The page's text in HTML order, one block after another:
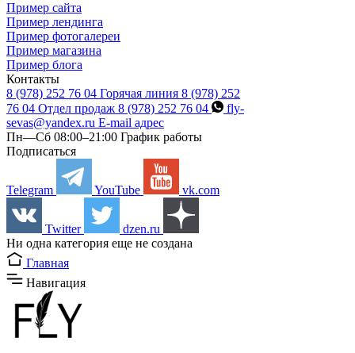
Пример сайта
Пример лендинга
Пример фотогалереи
Пример магазина
Пример блога
Контакты
8 (978) 252 76 04 Горячая линия 8 (978) 252
76 04 Отдел продаж 8 (978) 252 76 04
fly-
sevas@yandex.ru E-mail адрес
Пн—Сб 08:00–21:00 График работы
Подписаться
Telegram YouTube vk.com
Twitter
dzen.ru
Hи одна категория еще не создана
Главная
Навигация